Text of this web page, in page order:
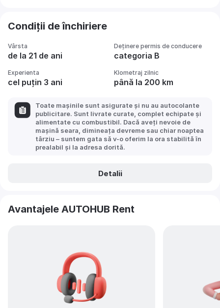
Condiții de închiriere
Vârsta
de la 21 de ani
Deținere permis de conducere
categoria B
Experienta
cel puțin 3 ani
Klometraj zilnic
până la 200 km
Toate mașinile sunt asigurate și nu au autocolante
publicitare. Sunt livrate curate, complet echipate și
alimentate cu combustibil. Dacă aveți nevoie de
mașină seara, dimineața devreme sau chiar noaptea
târziu – suntem gata să v-o oferim la ora stabilită în
prealabil și la adresa dorită.
Detalii
Avantajele AUTOHUB Rent